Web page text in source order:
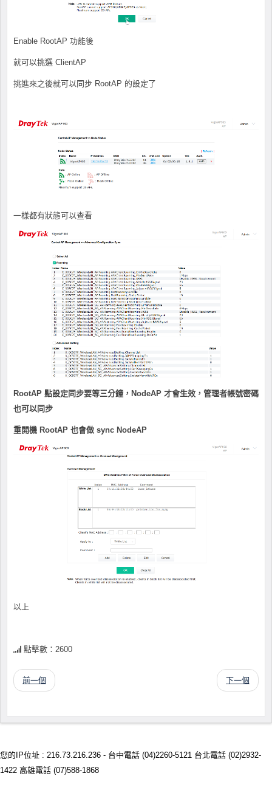
Enable RootAP 功能後
就可以挑選 ClientAP
挑進來之後就可以同步 RootAP 的設定了
一樣都有狀態可以查看
RootAP 點設定同步要等三分鐘，NodeAP 才會生效，管理者帳號密碼
也可以同步
重開機 RootAP 也會做 sync NodeAP
以上
點擊數：2600
前一個 下一個
您的IP位址 : 216.73.216.236 - 台中電話 (04)2260-5121 台北電話 (02)2932-
1422 高雄電話 (07)588-1868